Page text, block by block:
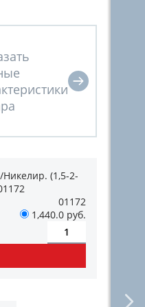
(1,5-2-
01172
1,440.0 руб.